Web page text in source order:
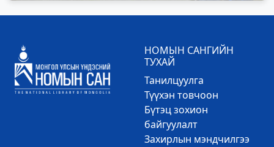
НОМЫН САНГИЙН
ТУХАЙ
Танилцуулга
Түүхэн товчоон
Бүтэц зохион
байгуулалт
Захирлын мэндчилгээ